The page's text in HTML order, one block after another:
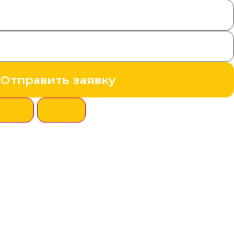
Отправить заявку